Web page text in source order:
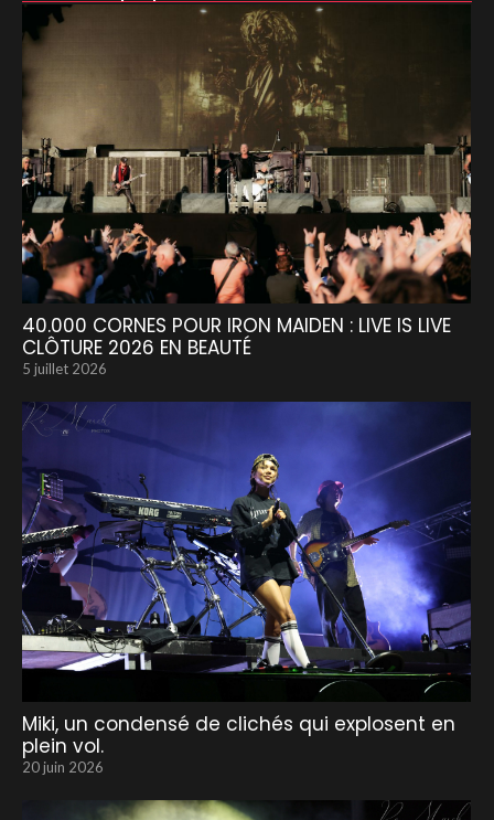
40.000 CORNES POUR IRON MAIDEN : LIVE IS LIVE
CLÔTURE 2026 EN BEAUTÉ
5 juillet 2026
Miki, un condensé de clichés qui explosent en
plein vol.
20 juin 2026